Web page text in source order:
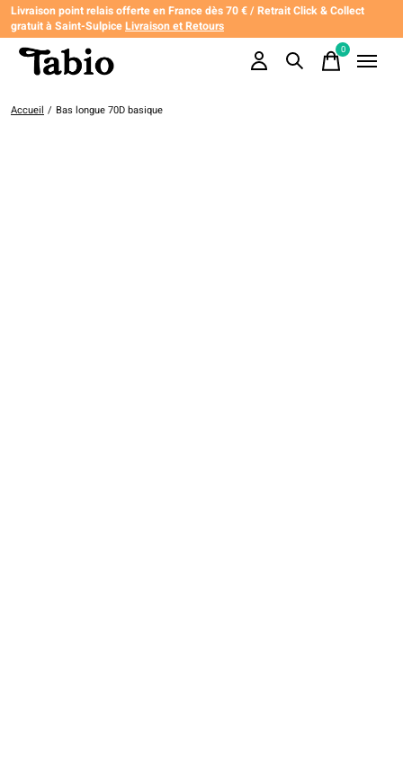
Livraison point relais offerte en France dès 70 € / Retrait Click & Collect
gratuit à Saint-SulpiceLivraison et Retours
0items
Accueil / Bas longue 70D basique